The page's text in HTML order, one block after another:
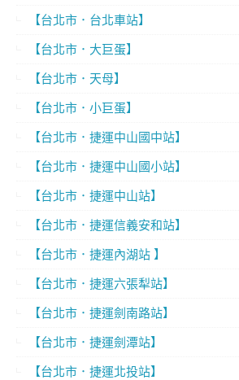
【台北市．台北車站】
【台北市．大巨蛋】
【台北市．天母】
【台北市．小巨蛋】
【台北市．捷運中山國中站】
【台北市．捷運中山國小站】
【台北市．捷運中山站】
【台北市．捷運信義安和站】
【台北市．捷運內湖站 】
【台北市．捷運六張犁站】
【台北市．捷運劍南路站】
【台北市．捷運劍潭站】
【台北市．捷運北投站】